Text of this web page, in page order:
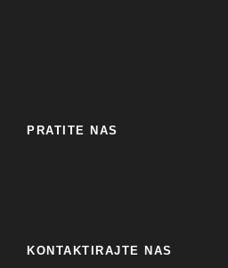
PRATITE NAS
KONTAKTIRAJTE NAS